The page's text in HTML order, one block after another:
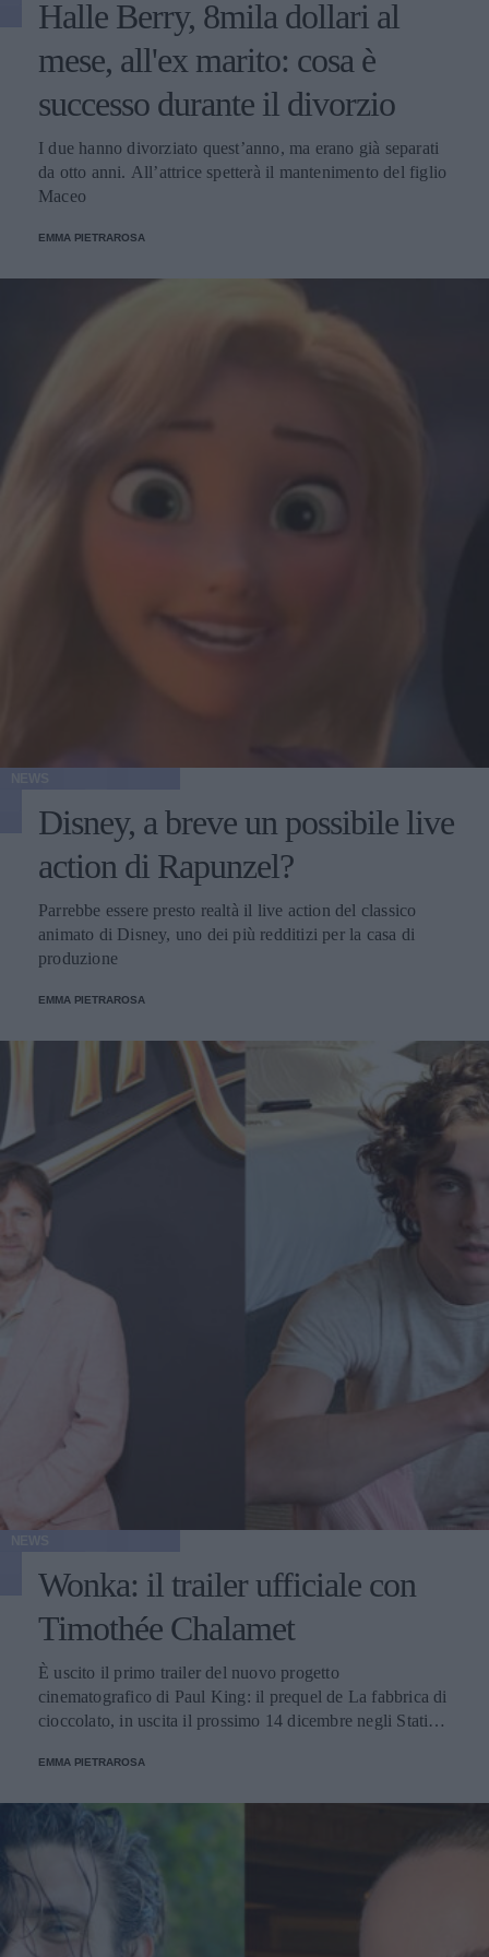
Halle Berry, 8mila dollari al
mese, all'ex marito: cosa è
successo durante il divorzio
I due hanno divorziato quest’anno, ma erano già separati
da otto anni. All’attrice spetterà il mantenimento del figlio
Maceo
EMMA PIETRAROSA
Disney, a breve un possibile live
action di Rapunzel?
Parrebbe essere presto realtà il live action del classico
animato di Disney, uno dei più redditizi per la casa di
produzione
EMMA PIETRAROSA
Wonka: il trailer ufficiale con
Timothée Chalamet
È uscito il primo trailer del nuovo progetto
cinematografico di Paul King: il prequel de La fabbrica di
cioccolato, in uscita il prossimo 14 dicembre negli Stati
EMMA PIETRAROSA